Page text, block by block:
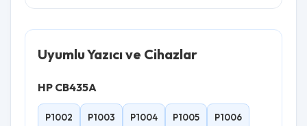
Uyumlu Yazıcı ve Cihazlar
HP CB435A
P1002 P1003 P1004 P1005 P1006